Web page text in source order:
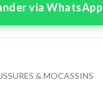
via WhatsApp
& MOCASSINS